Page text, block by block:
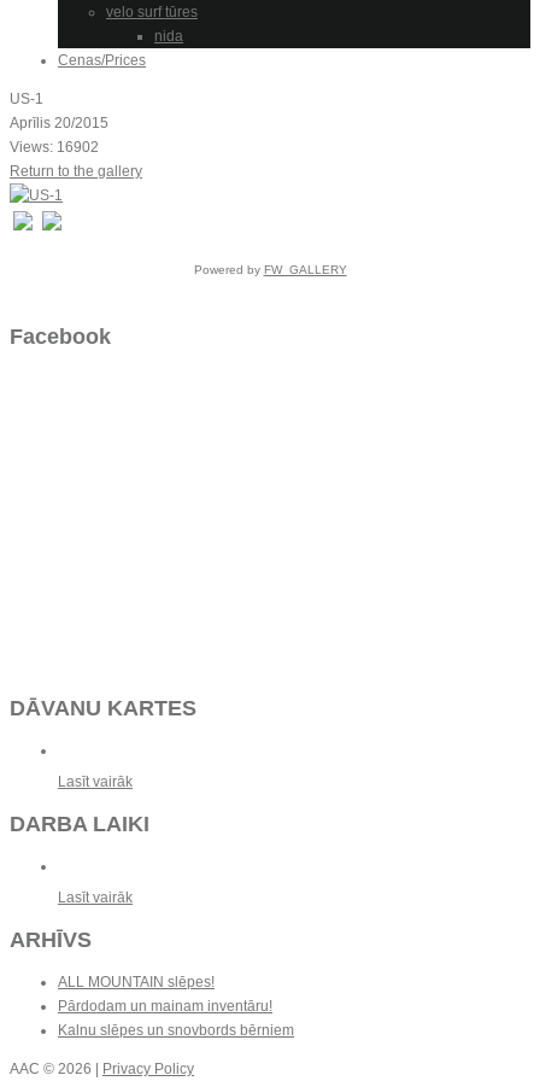
velo surf tūres
nida
Cenas/Prices
US-1
Aprīlis 20/2015
Views: 16902
Return to the gallery
Powered by FW_GALLERY
Facebook
DĀVANU KARTES
Lasīt vairāk
DARBA LAIKI
Lasīt vairāk
ARHĪVS
ALL MOUNTAIN slēpes!
Pārdodam un mainam inventāru!
Kalnu slēpes un snovbords bērniem
AAC © 2026 | Privacy Policy